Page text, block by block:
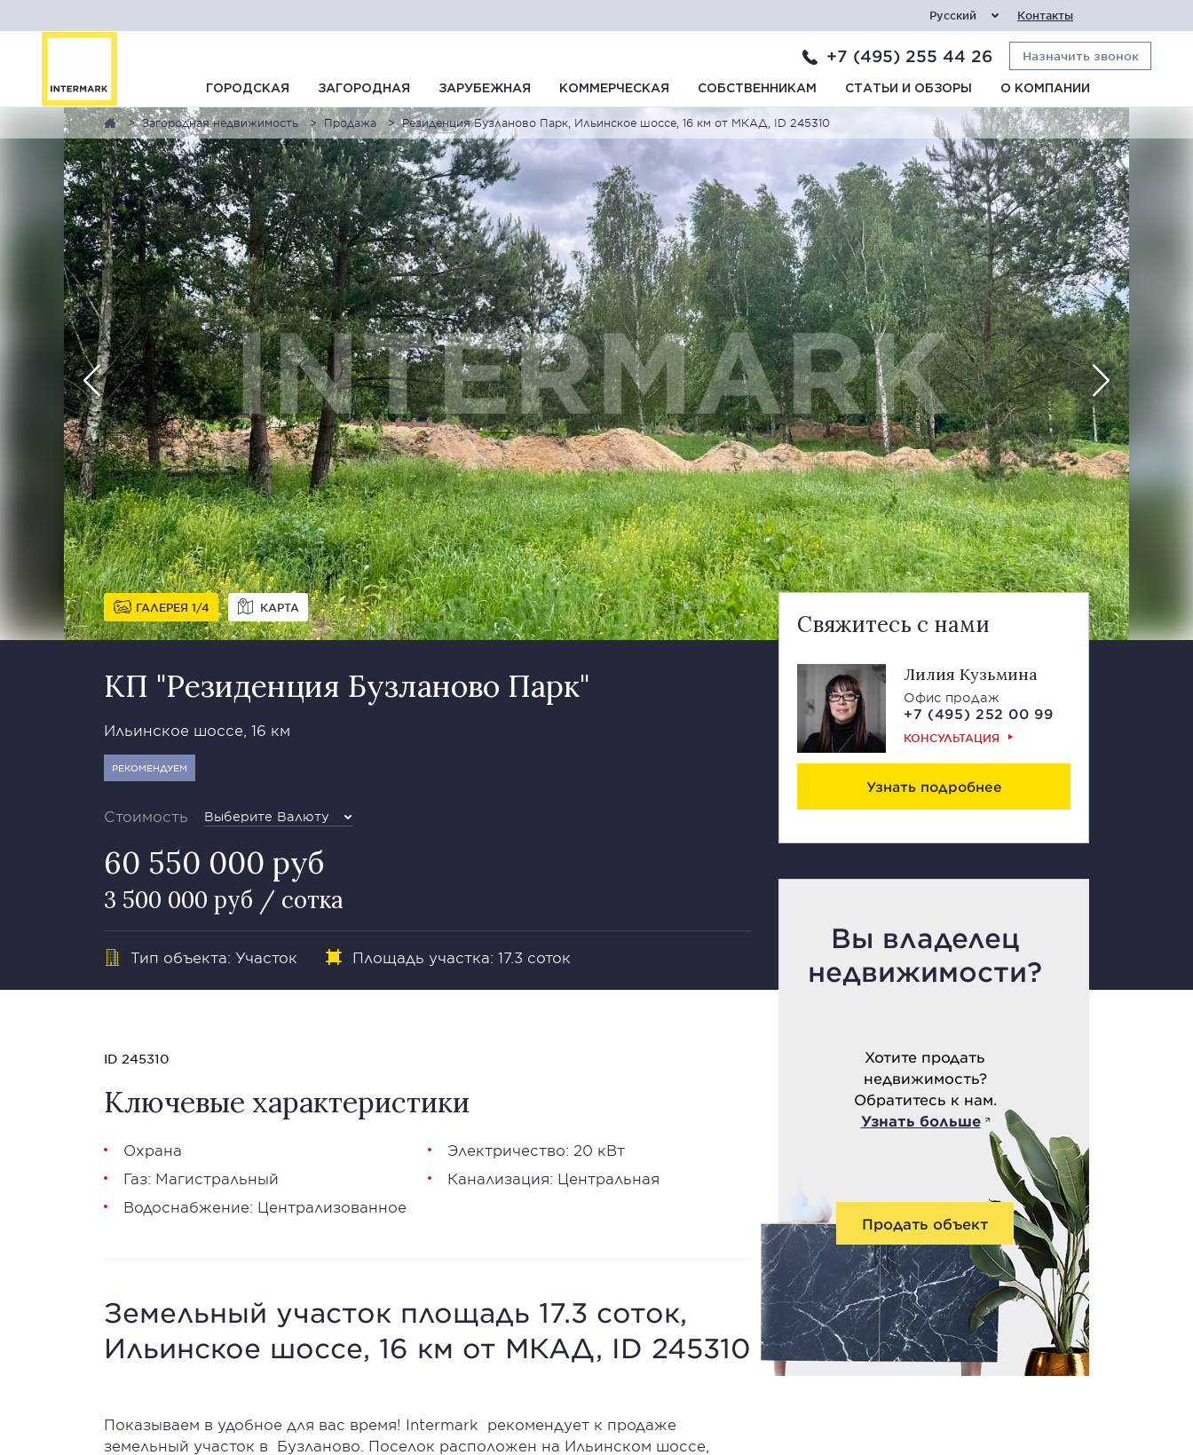
Русский Контакты
+7 (495) 255 44 26 Назначить звонок
ГОРОДСКАЯ ЗАГОРОДНАЯ ЗАРУБЕЖНАЯ КОММЕРЧЕСКАЯ СОБСТВЕННИКАМ СТАТЬИ И ОБЗОРЫ О КОМПАНИИ
Загородная недвижимость Продажа Резиденция Бузланово Парк, Ильинское шоссе, 16 км от МКАД, ID 245310
ГАЛЕРЕЯ 1 4 КАРТА
КП "Резиденция Бузланово Парк"
Ильинское шоссе, 16 км
РЕКОМЕНДУЕМ
Стоимость Выберите Валюту
60 550 000 руб
3 500 000 руб / сотка
Тип объекта: Участок Площадь участка: 17.3 соток
Свяжитесь с нами
Лилия Кузьмина
Офис продаж
+7 (495) 252 00 99
КОНСУЛЬТАЦИЯ
Узнать подробнее
Вы владелец
недвижимости?
Хотите продать
недвижимость?
Обратитесь к нам.
Узнать больше
Продать объект
ID 245310
Ключевые характеристики
Охрана
Газ: Магистральный
Водоснабжение: Централизованное
Электричество: 20 кВт
Канализация: Центральная
Земельный участок площадь 17.3 соток,
Ильинское шоссе, 16 км от МКАД, ID 245310
Показываем в удобное для вас время! Intermark рекомендует к продаже
земельный участок в Бузланово. Поселок расположен на Ильинском шоссе,